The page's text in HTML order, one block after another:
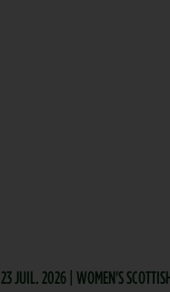
23 JUIL. 2026 | WOMEN'S